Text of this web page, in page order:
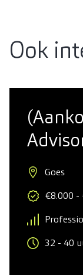
Ook
Goes
€8.000 -
32 - 40